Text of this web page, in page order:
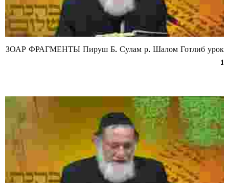
ЗОАР ФРАГМЕНТЫ Пируш Б. Сулам р. Шалом Готлиб урок
1